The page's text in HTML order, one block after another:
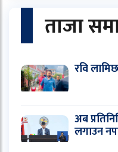
ताजा
रवि
अब
लगाउन